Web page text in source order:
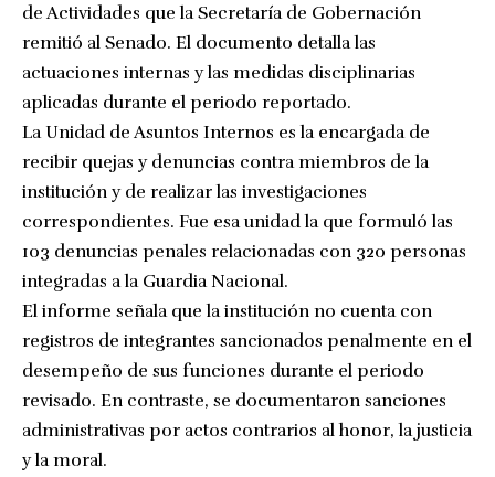
de Actividades que la Secretaría de Gobernación
remitió al Senado. El documento detalla las
actuaciones internas y las medidas disciplinarias
aplicadas durante el periodo reportado.
La Unidad de Asuntos Internos es la encargada de
recibir quejas y denuncias contra miembros de la
institución y de realizar las investigaciones
correspondientes. Fue esa unidad la que formuló las
103 denuncias penales relacionadas con 320 personas
integradas a la Guardia Nacional.
El informe señala que la institución no cuenta con
registros de integrantes sancionados penalmente en el
desempeño de sus funciones durante el periodo
revisado. En contraste, se documentaron sanciones
administrativas por actos contrarios al honor, la justicia
y la moral.